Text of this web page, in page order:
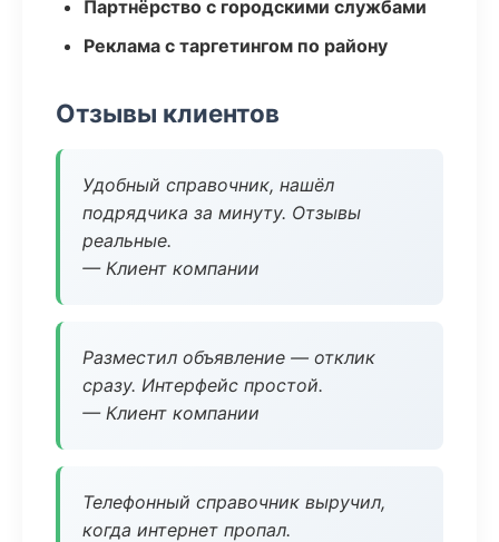
Партнёрство с городскими службами
Реклама с таргетингом по району
Отзывы клиентов
Удобный справочник, нашёл
подрядчика за минуту. Отзывы
реальные.
— Клиент компании
Разместил объявление — отклик
сразу. Интерфейс простой.
— Клиент компании
Телефонный справочник выручил,
когда интернет пропал.